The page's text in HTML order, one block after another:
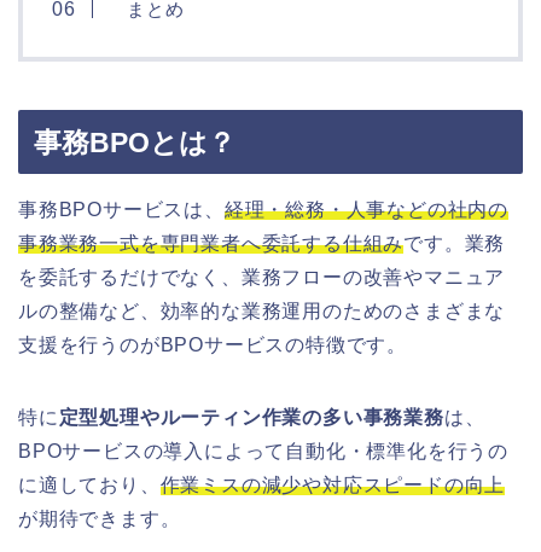
まとめ
事務BPOとは？
事務BPOサービスは、 経理・総務・人事などの社内の
事務業務一式を専門業者へ委託する仕組みです。業務
を委託するだけでなく、業務フローの改善やマニュア
ルの整備など、効率的な業務運用のためのさまざまな
支援を行うのがBPOサービスの特徴です。
特に 定型処理やルーティン作業の多い事務業務は、
BPOサービスの導入によって自動化・標準化を行うの
に適しており、 作業ミスの減少や対応スピードの向上
が期待できます。